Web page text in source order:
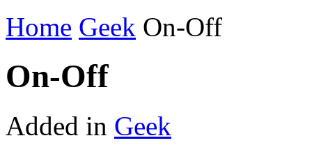
Home Geek On-Off
On-Off
Added in Geek